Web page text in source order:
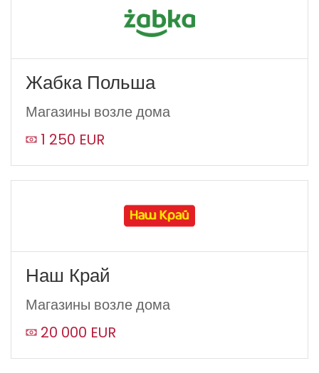
Жабка Польша
Магазины возле дома
1 250 EUR
Наш Край
Магазины возле дома
20 000 EUR